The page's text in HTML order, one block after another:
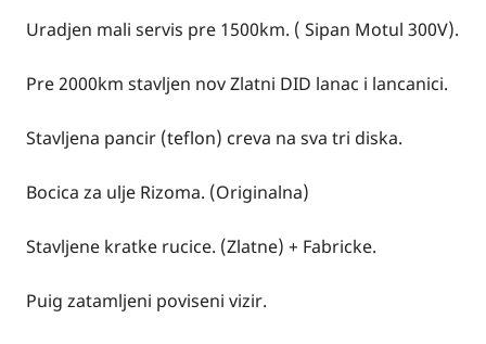
Uradjen mali servis pre 1500km. ( Sipan Motul 300V).
Pre 2000km stavljen nov Zlatni DID lanac i lancanici.
Stavljena pancir (teflon) creva na sva tri diska.
Bocica za ulje Rizoma. (Originalna)
Stavljene kratke rucice. (Zlatne) + Fabricke.
Puig zatamljeni poviseni vizir.